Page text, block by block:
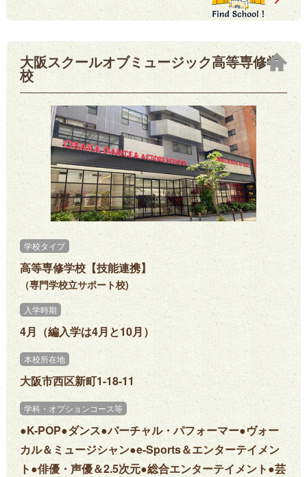
大阪スクールオブミュージック高等専修学
校
学校タイプ
高等専修学校【技能連携】
（専門学校立サポート校)
入学時期
4月（編入学は4月と10月）
本校所在地
大阪市西区新町1-18-11
学科・オプションコース等
●K-POP●ダンス●バーチャル・パフォーマー●ヴォー
カル＆ミュージシャン●e-Sports＆エンターテイメン
ト●俳優・声優＆2.5次元●総合エンターテイメント●芸